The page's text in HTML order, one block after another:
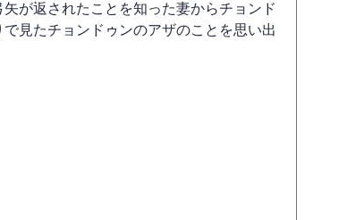
が返されたことを知った妻からチョンド
見たチョンドゥンのアザのことを思い出